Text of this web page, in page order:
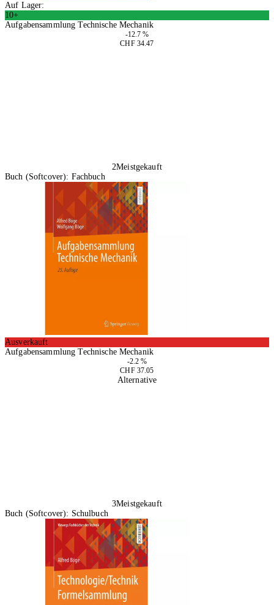
Auf Lager:
10+
Aufgabensammlung Technische Mechanik
-12.7 %
CHF 34.47
2Meistgekauft
Buch (Softcover): Fachbuch
Ausverkauft
Aufgabensammlung Technische Mechanik
-2.2 %
CHF 37.05
Alternative
3Meistgekauft
Buch (Softcover): Schulbuch